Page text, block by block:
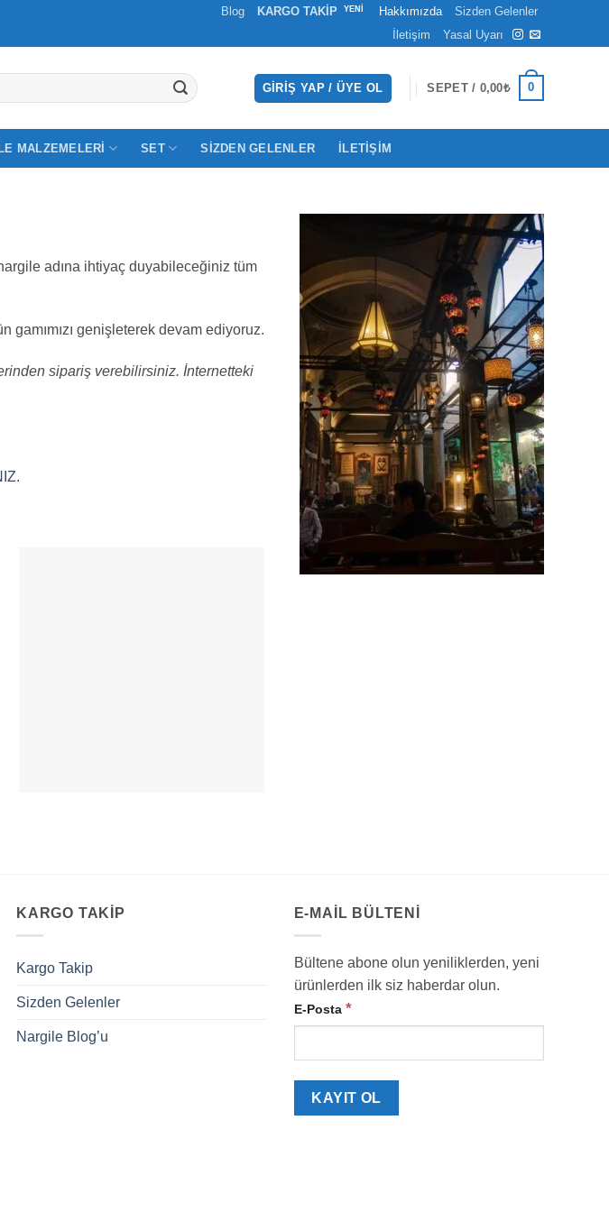
Blog KARGO TAKİP Hakkımızda
Sizden Gelenler
İletişim
Yasal Uyarı
GIRIŞ YAP / ÜYE OL SEPET / 0,00₺ 0
MALZEMELERI SET SIZDEN GELENLER İLETIŞIM
adına ihtiyaç duyabileceğiniz tüm
gamımızı genişleterek devam ediyoruz.
sipariş verebilirsiniz. İnternetteki
.
KARGO TAKIP
Kargo Takip
Sizden Gelenler
Nargile Blog’u
E-MAIL BÜLTENI
Bültene abone olun yeniliklerden, yeni
ürünlerden ilk siz haberdar olun.
E-Posta *